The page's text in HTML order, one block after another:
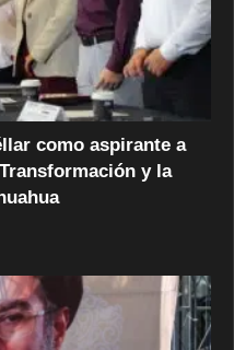
como aspirante a
y la